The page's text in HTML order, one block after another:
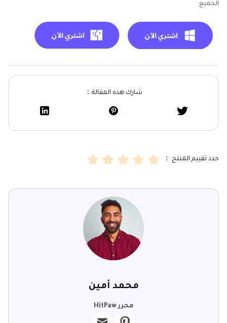
الجميع.
شارك هذه المقالة：
حدد تقييم المنتج ：
محمد أمين
محرر HitPaw